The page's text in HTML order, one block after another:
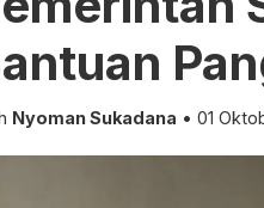
Nyoman Sukadana • 01